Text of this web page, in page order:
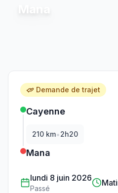
Mana
Demande de trajet
Cayenne
210 km•2h20
Mana
lundi 8 juin 2026
Passé